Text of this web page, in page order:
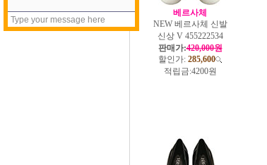
베르사체
NEW 베르사체 신발
신상 V 455222534
판매가:420,000원
할인가: 285,600
적립금:4200원